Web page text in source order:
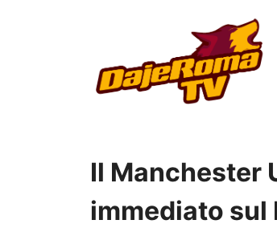
Il Manchester
immediato sul